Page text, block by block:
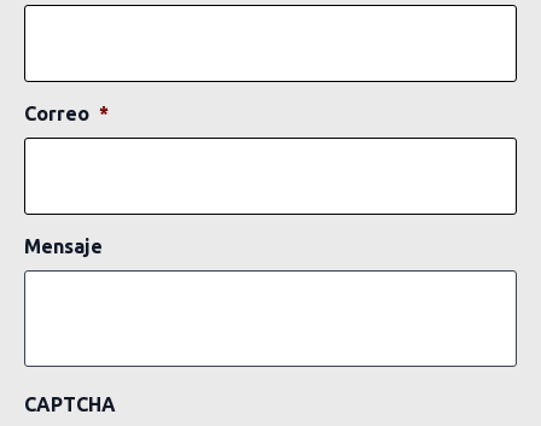
Correo *
Mensaje
CAPTCHA